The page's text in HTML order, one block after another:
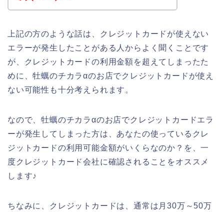
上記の方のような話は、クレジットカードが使えない
エラーが発生したことがある人からよく聞くことです
が、クレジットカードの利用金額を超えてしまったた
めに、牡蠣のチカラαのお店でクレジットカードが使え
ない可能性も十分考えられます。
なので、牡蠣のチカラαのお店でクレジットカードエラ
ーが発生してしまった方は、あなたの使っているクレ
ジットカードの利用可能金額がいくらなのか？を、一
度クレジットカード会社に確認されることをオススメ
します♪
ちなみに、クレジットカードは、通常は月30万～50万